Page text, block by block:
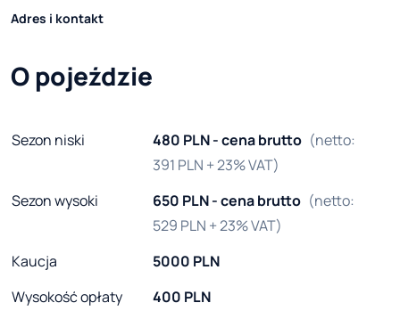
Adres i kontakt
O pojeździe
Sezon niski 480 PLN - cena brutto (netto:
391 PLN + 23% VAT)
Sezon wysoki
650 PLN - cena brutto (netto:
529 PLN + 23% VAT)
Kaucja
5000 PLN
Wysokość opłaty
400 PLN